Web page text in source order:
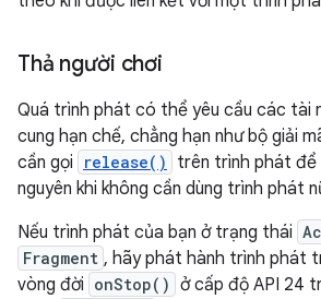
Thả người chơi
Quá trình phát có thể yêu cầu các tài
cung hạn chế, chẳng hạn như bộ giải
cần gọi
release()
trên trình phát để
nguyên khi không cần dùng trình phát
Nếu trình phát của bạn ở trạng thái
Fragment , hãy phát hành trình phát
vòng đời onStop() ở cấp độ API 24